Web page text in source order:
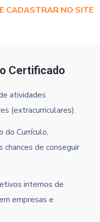
CADASTRAR NO SITE
Certificado
atividades
(extracurriculares).
do Currículo,
chances de conseguir
internos de
empresas e